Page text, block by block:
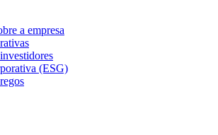
a empresa
(ESG)